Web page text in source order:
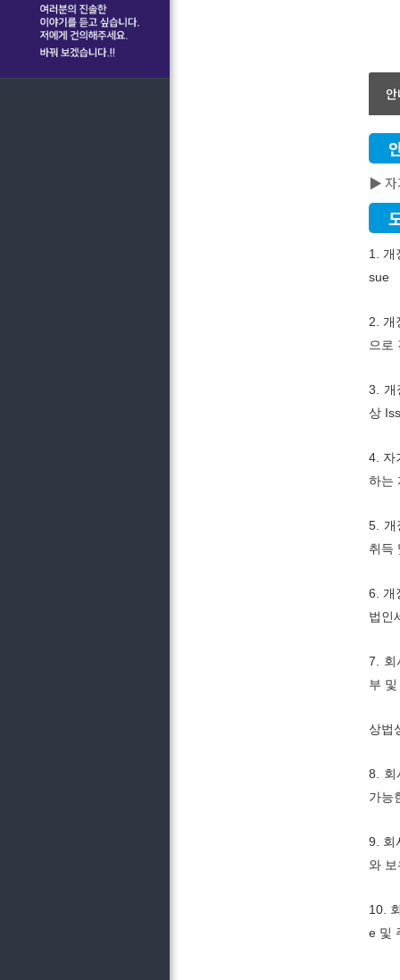
▶ 자
1. 개
sue
2. 개
으로
3. 개
상
4. 자
하는
5. 개
취득
6. 개
법인
7. 회
부
상법
8. 회
가능
9. 회
와 보
10.
e 및